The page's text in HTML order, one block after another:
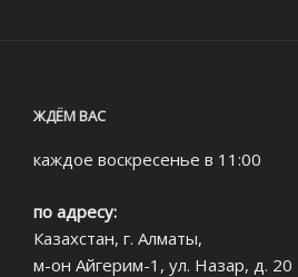
ЖДЁМ ВАС
каждое воскресенье в 11:00
по адресу:
Казахстан, г. Алматы,
м-он Айгерим-1, ул. Назар, д. 20